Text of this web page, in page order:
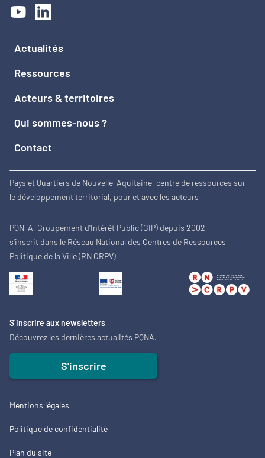
Actualités
Ressources
Acteurs & territoires
Qui sommes-nous ?
Contact
Pays et Quartiers de Nouvelle-Aquitaine, centre de ressources sur
le développement territorial, pour et avec les acteurs
PQN-A, Groupement d'Intérêt Public (GIP) depuis 2002
s'inscrit dans le Réseau National des Centres de Ressources
Politique de la Ville (RN CRPV)
S’inscrire aux newsletters
Découvrez les dernières actualités PQNA.
S'inscrire
Mentions légales
Politique de confidentialité
Plan du site